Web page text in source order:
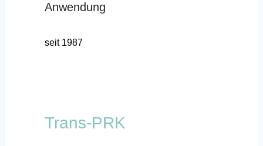
Anwendung
seit 1987
Trans-PRK